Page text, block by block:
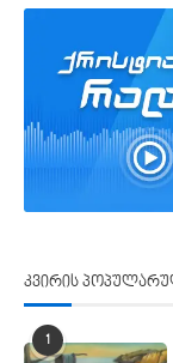
კვირის
1